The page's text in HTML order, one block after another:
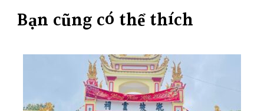
Bạn cũng có thể thích